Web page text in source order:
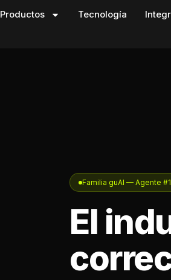
Productos Tecnología
Familia guAI — Agente
El